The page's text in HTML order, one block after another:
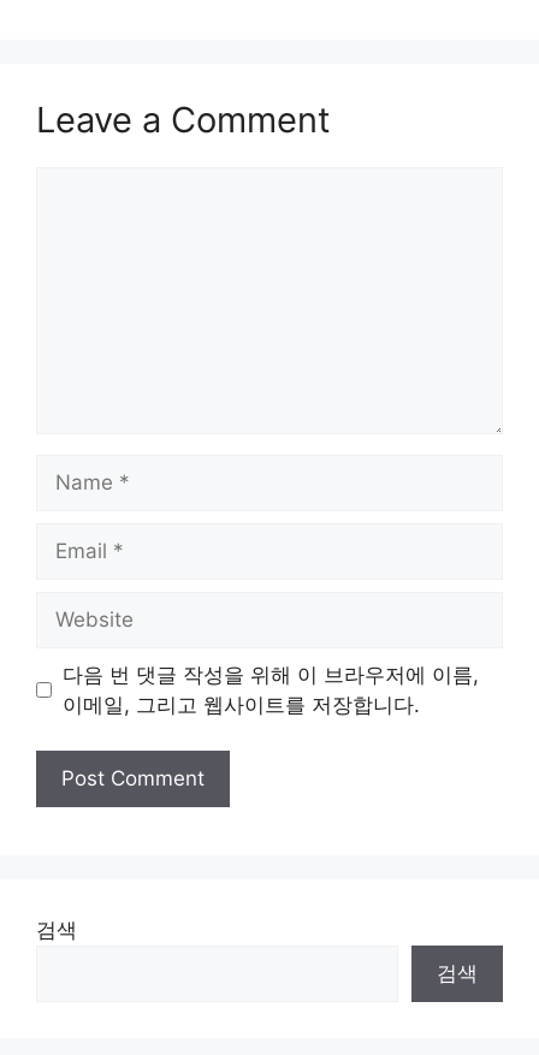
Leave a Comment
다음 번 댓글 작성을 위해 이 브라우저에 이름,
이메일, 그리고 웹사이트를 저장합니다.
검색
검색